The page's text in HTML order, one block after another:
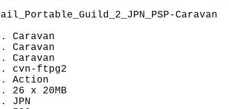
Caravan
Caravan
Caravan
Caravan
cvn-ftpg2
Action
26 x 20MB
JPN